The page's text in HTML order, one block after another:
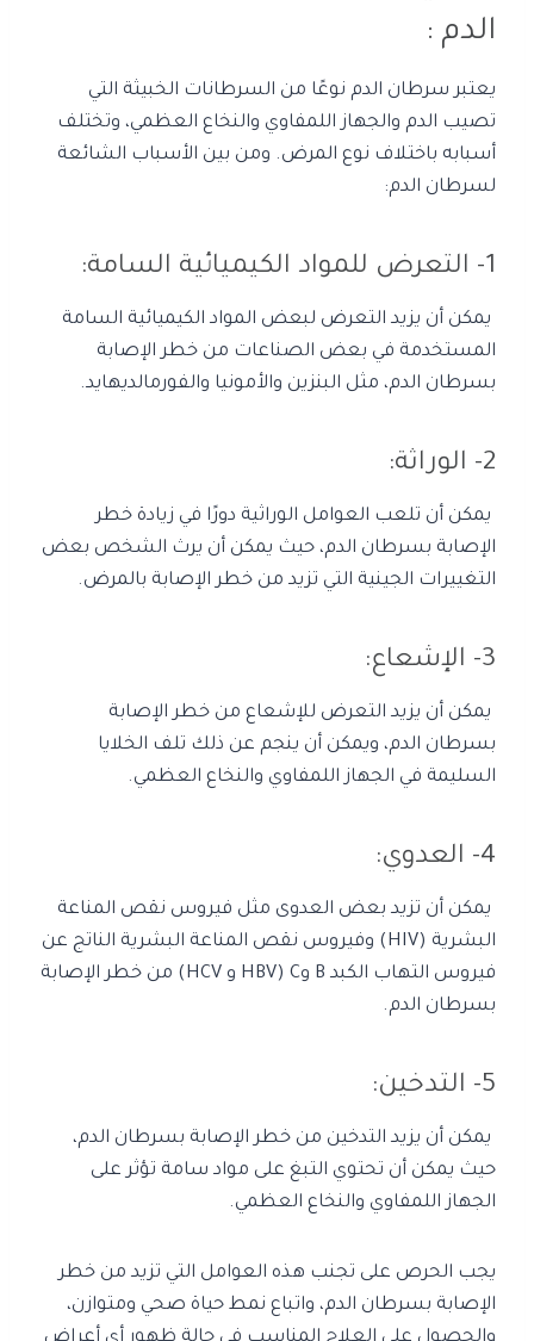
الدم :
يعتبر سرطان الدم نوعًا من السرطانات الخبيثة التي
تصيب الدم والجهاز اللمفاوي والنخاع العظمي، وتختلف
أسبابه باختلاف نوع المرض. ومن بين الأسباب الشائعة
لسرطان الدم:
1- التعرض للمواد الكيميائية السامة:
يمكن أن يزيد التعرض لبعض المواد الكيميائية السامة
المستخدمة في بعض الصناعات من خطر الإصابة
بسرطان الدم، مثل البنزين والأمونيا والفورمالديهايد.
2- الوراثة:
يمكن أن تلعب العوامل الوراثية دورًا في زيادة خطر
الإصابة بسرطان الدم، حيث يمكن أن يرث الشخص بعض
التغييرات الجينية التي تزيد من خطر الإصابة بالمرض.
3- الإشعاع:
يمكن أن يزيد التعرض للإشعاع من خطر الإصابة
بسرطان الدم، ويمكن أن ينجم عن ذلك تلف الخلايا
السليمة في الجهاز اللمفاوي والنخاع العظمي.
4- العدوي:
يمكن أن تزيد بعض العدوى مثل فيروس نقص المناعة
البشرية (HIV) وفيروس نقص المناعة البشرية الناتج عن
فيروس التهاب الكبد B وC (HBV و HCV) من خطر الإصابة
بسرطان الدم.
5- التدخين:
يمكن أن يزيد التدخين من خطر الإصابة بسرطان الدم،
حيث يمكن أن تحتوي التبغ على مواد سامة تؤثر على
الجهاز اللمفاوي والنخاع العظمي.
يجب الحرص على تجنب هذه العوامل التي تزيد من خطر
الإصابة بسرطان الدم، واتباع نمط حياة صحي ومتوازن،